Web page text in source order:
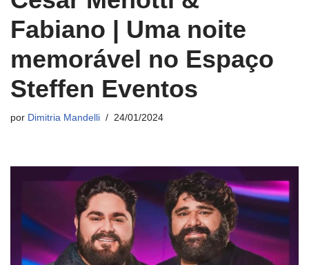
Fabiano | Uma noite
memorável no Espaço
Steffen Eventos
por Dimitria Mandelli 24/01/2024